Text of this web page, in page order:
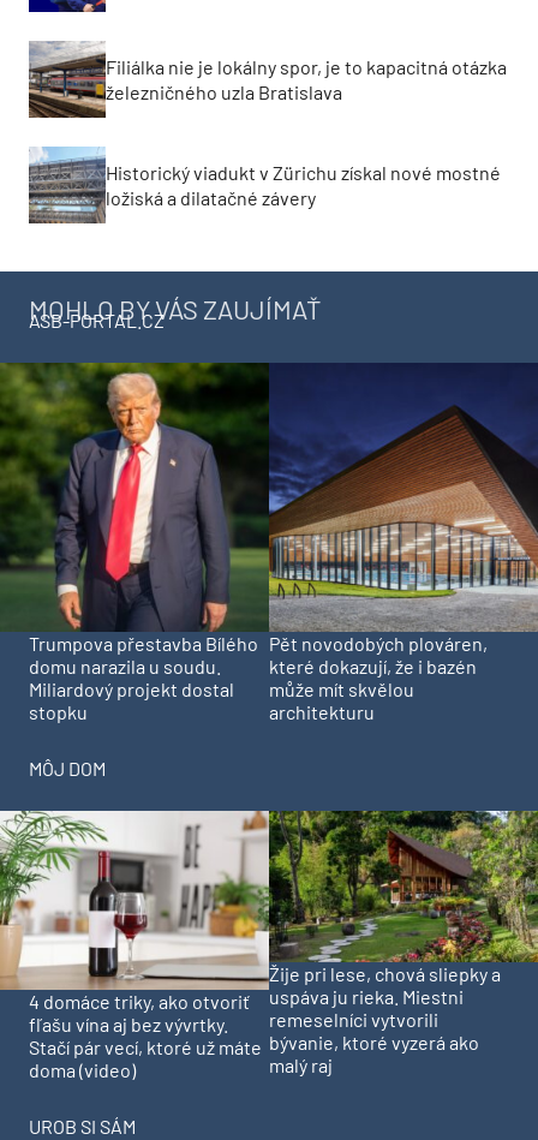
Filiálka nie je lokálny spor, je to kapacitná otázka
železničného uzla Bratislava
Historický viadukt v Zürichu získal nové mostné
ložiská a dilatačné závery
MOHLO BY VÁS ZAUJÍMAŤ
ASB-PORTAL.CZ
Trumpova přestavba Bílého
domu narazila u soudu.
Miliardový projekt dostal
stopku
Pět novodobých plováren,
které dokazují, že i bazén
může mít skvělou
architekturu
MÔJ DOM
4 domáce triky, ako otvoriť
fľašu vína aj bez vývrtky.
Stačí pár vecí, ktoré už máte
doma (video)
Žije pri lese, chová sliepky a
uspáva ju rieka. Miestni
remeselníci vytvorili
bývanie, ktoré vyzerá ako
malý raj
UROB SI SÁM